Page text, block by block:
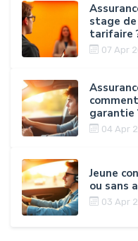
stage
tarifaire
07 Apr
garantie
04 Apr
Jeune
ou sans
03 Apr